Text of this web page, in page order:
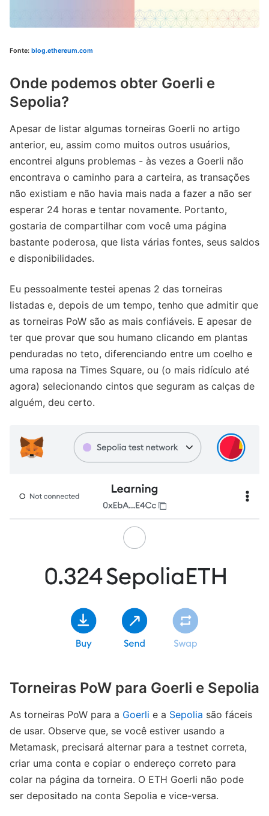
Fonte: blog.ethereum.com
Onde podemos obter Goerli e
Sepolia?
Apesar de listar algumas torneiras Goerli no artigo
anterior, eu, assim como muitos outros usuários,
encontrei alguns problemas - às vezes a Goerli não
encontrava o caminho para a carteira, as transações
não existiam e não havia mais nada a fazer a não ser
esperar 24 horas e tentar novamente. Portanto,
gostaria de compartilhar com você uma página
bastante poderosa, que lista várias fontes, seus saldos
e disponibilidades.
Eu pessoalmente testei apenas 2 das torneiras
listadas e, depois de um tempo, tenho que admitir que
as torneiras PoW são as mais confiáveis. E apesar de
ter que provar que sou humano clicando em plantas
penduradas no teto, diferenciando entre um coelho e
uma raposa na Times Square, ou (o mais ridículo até
agora) selecionando cintos que seguram as calças de
alguém, deu certo.
Torneiras PoW para Goerli e Sepolia
As torneiras PoW para a Goerli e a Sepolia são fáceis
de usar. Observe que, se você estiver usando a
Metamask, precisará alternar para a testnet correta,
criar uma conta e copiar o endereço correto para
colar na página da torneira. O ETH Goerli não pode
ser depositado na conta Sepolia e vice-versa.